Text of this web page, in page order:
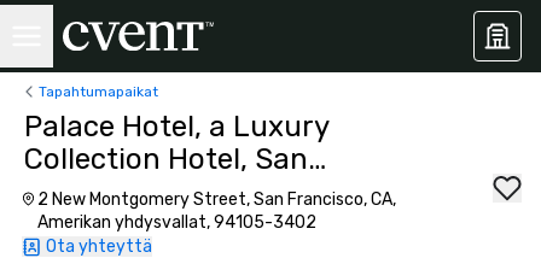
Tapahtumapaikat
Palace Hotel, a Luxury
Collection Hotel, San
Francisco
2 New Montgomery Street, San Francisco, CA,
Amerikan yhdysvallat, 94105-3402
Ota yhteyttä